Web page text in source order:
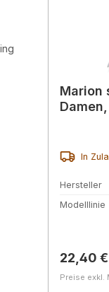
Marion
In
Hersteller
Modelllinie
22,40 €
Preise exkl.